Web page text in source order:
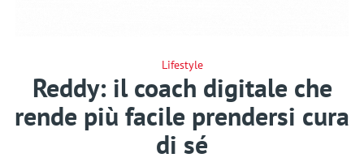
Lifestyle
Reddy: il coach digitale che
rende più facile prendersi cura
di sé